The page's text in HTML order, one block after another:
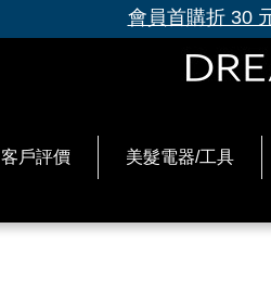
超商滿
客戶評價 美髮電器/工具